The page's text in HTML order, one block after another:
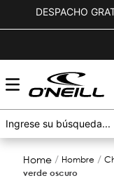
DESPACHO
hombre
verde oscuro